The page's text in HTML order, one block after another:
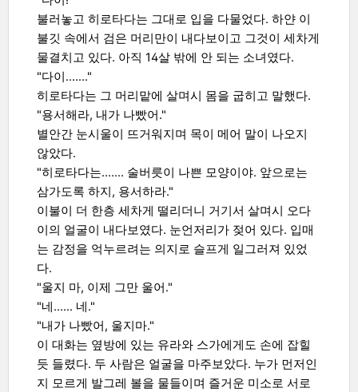
불러놓고 히로타다는 그대로 입을 다물었다. 하얀 이
불깃 속에서 검은 머리만이 내다보이고 그것이 세차게
물결치고 있다. 아직 14살 밖에 안 되는 소녀였다.
"다이……."
히로타다는 그 머리맡에 살며시 몸을 굽히고 말했다.
"용서해라, 내가 나빴어."
별안간 눈시울이 뜨거워지며 목이 메어 말이 나오지
않았다.
"히로타다는……. 술버릇이 나쁜 모양이야. 앞으로는
삼가도록 하지, 용서하라."
이불이 더 한층 세차게 떨리더니 거기서 살며시 오다
이의 얼굴이 내다보였다. 눈언저리가 젖어 있다. 입매
는 감정을 억누르려는 의지로 슬프게 일그러져 있었
다.
"울지 마, 이제 그만 울어."
"네…… 네."
"내가 나빴어, 울지마."
이 대화는 옆방에 있는 유라와 스가에게도 손에 잡힐
듯 들렸다. 두 사람은 얼굴을 마주보았다. 누가 먼저인
지 모르게 발그레 볼을 물들이며 즐거운 미소로 서로